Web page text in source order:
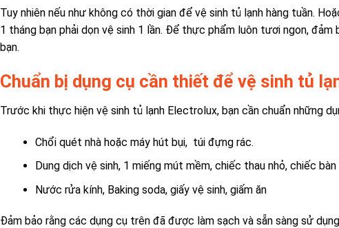
Tuy nhiên nếu như không có thời gian để vệ sinh tủ lạnh hàng tuần.
1 tháng bạn phải dọn vệ sinh 1 lần. Để thực phẩm luôn tươi ngon,
bạn.
Chuẩn bị dụng cụ cần thiết để vệ sinh tủ
Trước khi thực hiện vệ sinh tủ lạnh Electrolux, bạn cần chuẩn những
Chổi quét nhà hoặc máy hút bụi, túi đựng rác.
Dung dịch vệ sinh, 1 miếng mút mềm, chiếc thau nhỏ, chiếc bàn
Nước rửa kính, Baking soda, giấy vệ sinh, giấm ăn
Đảm bảo rằng các dụng cụ trên đã được làm sạch và sẵn sàng sử